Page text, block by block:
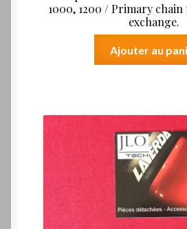
1000, 1200 / Primary
exchange.
Ajouter au